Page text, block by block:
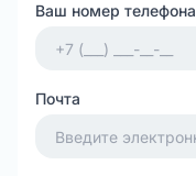
Ваш номер телефона
Почта